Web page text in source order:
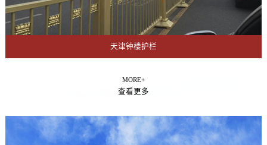
天津钟楼护栏
MORE+
查看更多